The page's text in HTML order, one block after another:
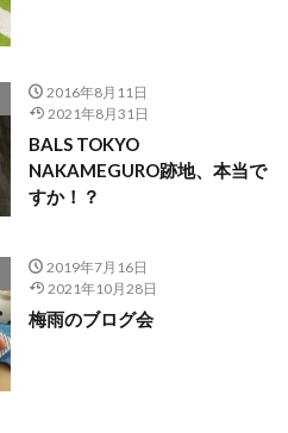
2016年8月11日
2021年8月31日
BALS TOKYO
NAKAMEGURO跡地、本当で
すか！？
2019年7月16日
2021年10月28日
梅雨のブログ会